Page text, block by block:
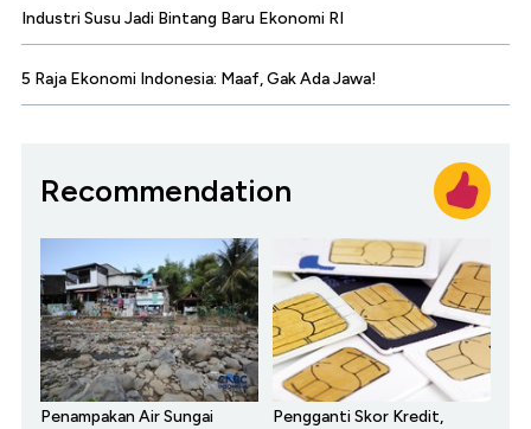
Industri Susu Jadi Bintang Baru Ekonomi RI
5 Raja Ekonomi Indonesia: Maaf, Gak Ada Jawa!
Recommendation
Penampakan Air Sungai
Pengganti Skor Kredit,